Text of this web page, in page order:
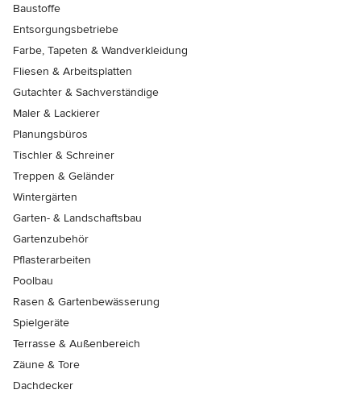
Baustoffe
Entsorgungsbetriebe
Farbe, Tapeten & Wandverkleidung
Fliesen & Arbeitsplatten
Gutachter & Sachverständige
Maler & Lackierer
Planungsbüros
Tischler & Schreiner
Treppen & Geländer
Wintergärten
Garten- & Landschaftsbau
Gartenzubehör
Pflasterarbeiten
Poolbau
Rasen & Gartenbewässerung
Spielgeräte
Terrasse & Außenbereich
Zäune & Tore
Dachdecker